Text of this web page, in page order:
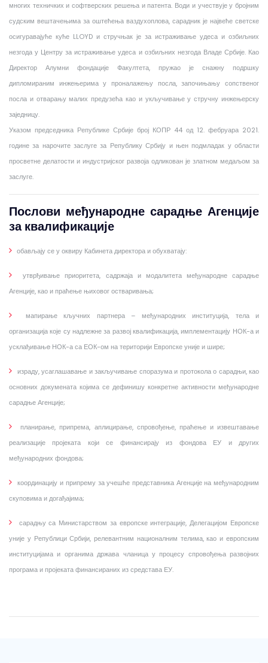
многих техничких и софтверских решења и патента. Води и учествује у бројним
судским вештачењима за оштећења ваздухоплова, сарадник је највеће светске
осигуравајуће куће LLOYD и стручњак је за истраживање удеса и озбиљних
незгода у Центру за истраживање удеса и озбиљних незгода Владе Србије. Као
Директор Алумни фондације Факултета, пружао је снажну подршку
дипломираним инжењерима у проналажењу посла, започињању сопственог
посла и отварању малих предузећа као и укључивање у стручну инжењерску
заједницу.
Указом председника Републике Србије број КОПР 44 од 12. фебруара 2021.
године за нарочите заслуге за Републику Србију и њен подмладак у области
просветне делатости и индустријског развоја одликован је златном медаљом за
заслуге.
Послови међународне сарадње Агенције
за квалификације
обављају се у оквиру Кабинета директора и обухватају:
утврђивање приоритета, садржаја и модалитета међународне сарадње
Агенције, као и праћење њиховог остваривања;
мапирање кључних партнера – међународних институција, тела и
организација које су надлежне за развој квалификација, имплементацију НОК-а и
усклађивањe НОК-а са ЕОК-ом на територији Европске уније и шире;
израду, усаглашавање и закључивање споразума и протокола о сарадњи, као
основних докумената којима се дефинишу конкретне активности међународне
сарадње Агенције;
планирање, припрема, аплицирање, спровођење, праћење и извештавање
реализације пројеката који се финансирају из фондова ЕУ и других
међународних фондова;
координацију и припрему за учешће представника Агенције на међународним
скуповима и догађајима;
сарадњу са Министарством за европске интеграције, Делегацијом Европске
уније у Републици Србији, релевантним националним телима, као и европским
институцијама и органима држава чланица у процесу спровођења развојних
програма и пројеката финансираних из средстава ЕУ.